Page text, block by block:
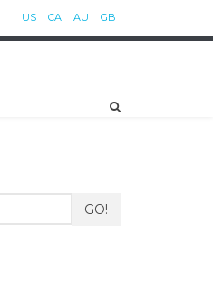
US CA AU GB
GO!